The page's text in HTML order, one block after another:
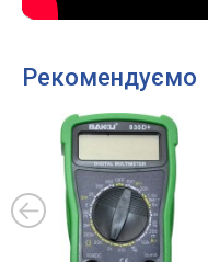
Рекомендуємо